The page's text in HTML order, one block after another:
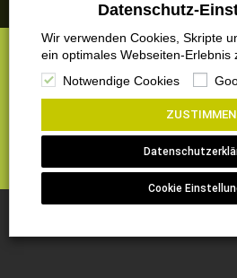
02225-
Aktuelles
Datenschutz-
Wir verwenden Cookies, Skripte
ein optimales Webseiten-Erlebnis
Notwendige Cookies
ZUSTIMMEN
Cookie
Wir suchen Verstärkung!
Außendienst Mitarbeiter *in (w/m/d) im
Bewerben Sie sich unter